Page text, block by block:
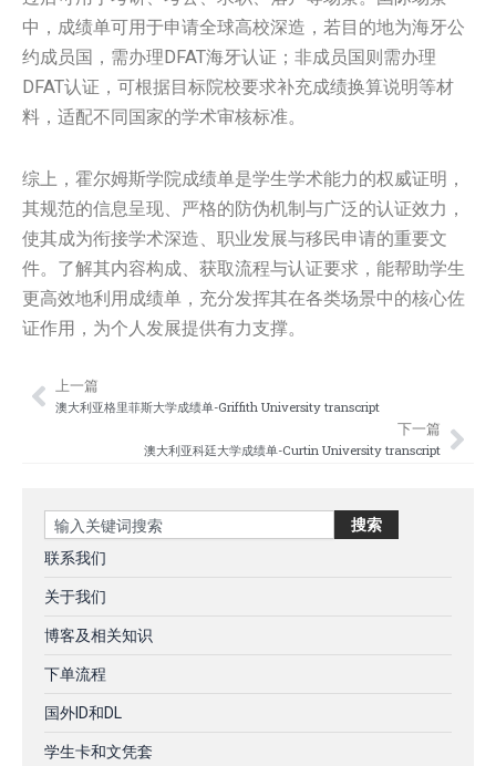
中，成绩单可用于申请全球高校深造，若目的地为海牙公
约成员国，需办理DFAT海牙认证；非成员国则需办理
DFAT认证，可根据目标院校要求补充成绩换算说明等材
料，适配不同国家的学术审核标准。
综上，霍尔姆斯学院成绩单是学生学术能力的权威证明，
其规范的信息呈现、严格的防伪机制与广泛的认证效力，
使其成为衔接学术深造、职业发展与移民申请的重要文
件。了解其内容构成、获取流程与认证要求，能帮助学生
更高效地利用成绩单，充分发挥其在各类场景中的核心佐
证作用，为个人发展提供有力支撑。
Prev
上一篇
澳大利亚格里菲斯大学成绩单-Griffith University transcript
下一篇
澳大利亚科廷大学成绩单-Curtin University transcript
Search 搜索
联系我们
关于我们
博客及相关知识
下单流程
国外ID和DL
学生卡和文凭套